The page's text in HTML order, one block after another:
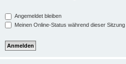
Angemeldet bleiben
Meinen Online-Status während dieser